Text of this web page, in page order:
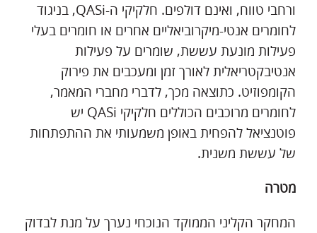
ורחבי טווח, ואינם דולפים. חלקיקי ה-QASi, בניגוד
לחומרים אנטי-מיקרוביאליים אחרים או חומרים בעלי
פעילות מונעת עששת, שומרים על פעילות
אנטיבקטריאלית לאורך זמן ומעכבים את פירוק
הקומפוזיט. כתוצאה מכך, לדברי מחברי המאמר,
לחומרים מרוכבים הכוללים חלקיקי QASi יש
פוטנציאל להפחית באופן משמעותי את ההתפתחות
של עששת משנית.
מטרה
המחקר הקליני הממוקד הנוכחי נערך על מנת לבדוק